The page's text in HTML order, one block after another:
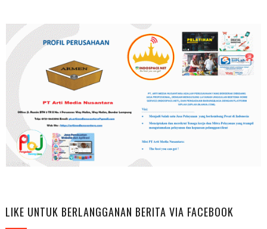
LIKE UNTUK BERLANGGANAN BERITA VIA FACEBOOK